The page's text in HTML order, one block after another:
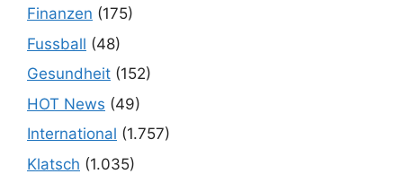
Finanzen (175)
Fussball (48)
Gesundheit (152)
HOT News (49)
International (1.757)
Klatsch (1.035)